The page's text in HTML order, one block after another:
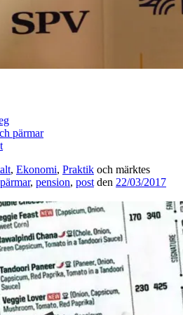
pärmar
, Ekonomi, Praktik och märktes
pärmar, pension, post den 22/03/2017